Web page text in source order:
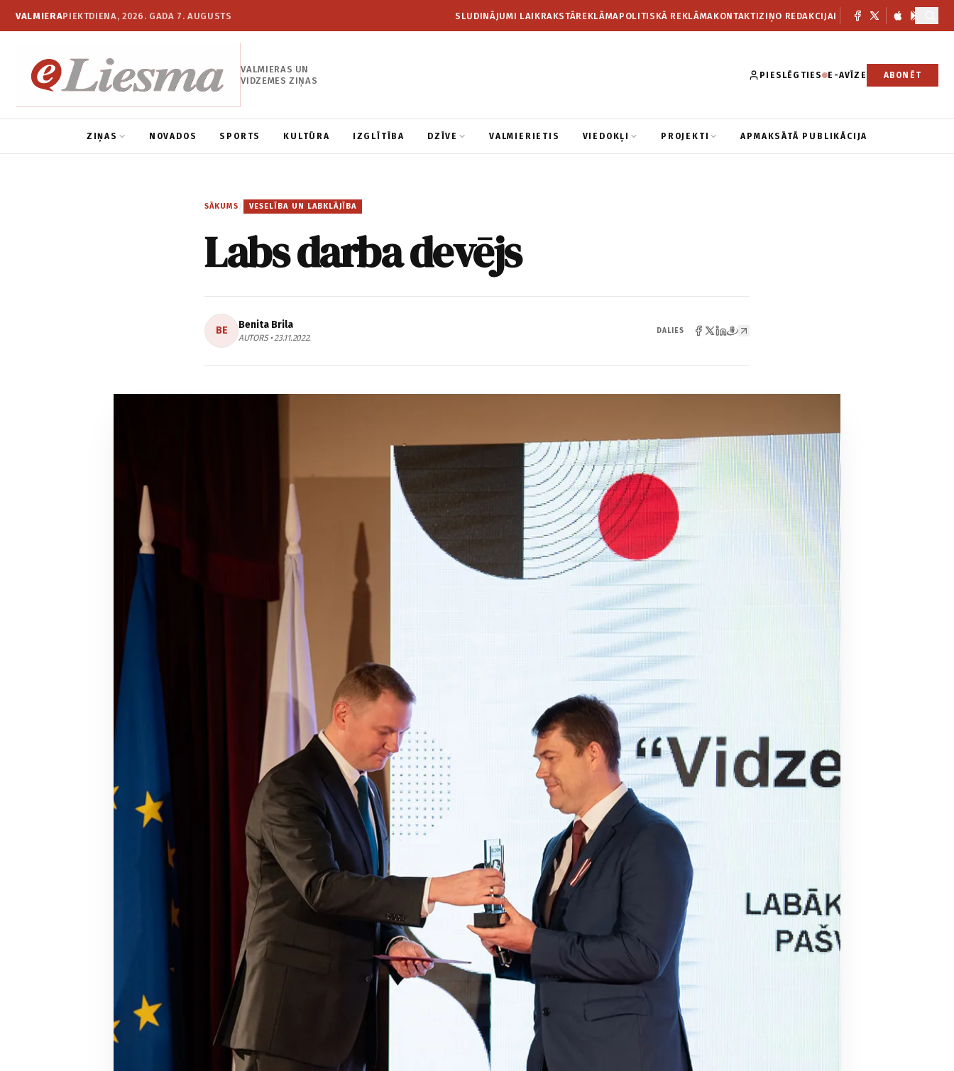
VALMIERAPIEKTDIENA, 2026. GADA 7. AUGUSTS SLUDINĀJUMI LAIKRAKSTĀREKLĀMAPOLITISKĀ REKLĀMAKONTAKTIZIŅO REDAKCIJAI
VALMIERAS UN
VIDZEMES ZIŅAS
PIESLĒGTIES E-AVĪZE ABONĒT
ZIŅAS NOVADOS SPORTS KULTŪRA IZGLĪTĪBA DZĪVE VALMIERIETIS VIEDOKĻI PROJEKTI APMAKSĀTĀ PUBLIKĀCIJA
SĀKUMS / VESELĪBA UN LABKLĀJĪBA
Labs darba devējs
BE Benita Brila
AUTORS • 23.11.2022.
DALIES